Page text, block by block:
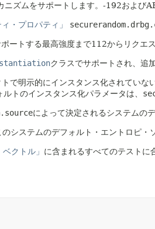
ズムをサポートします。-192および
ィ・プロパティ」
ートする最高強度まで112からリクエ
クラスでサポートされ、追
トで明示的にインスタンス化されてい
ルトのインスタンス化パラメータは、
によって決定されるシステムの
システムのデフォルト・エントロピ・
クトル」 に含まれるすべてのテストに